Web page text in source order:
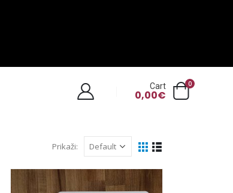
0
Cart
0,00€
Prikaži: